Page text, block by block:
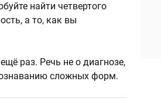
найти четвертого
а то, как вы
раз. Речь не о диагнозе,
сложных форм.